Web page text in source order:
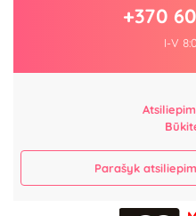
+370
I-V
Parašyk